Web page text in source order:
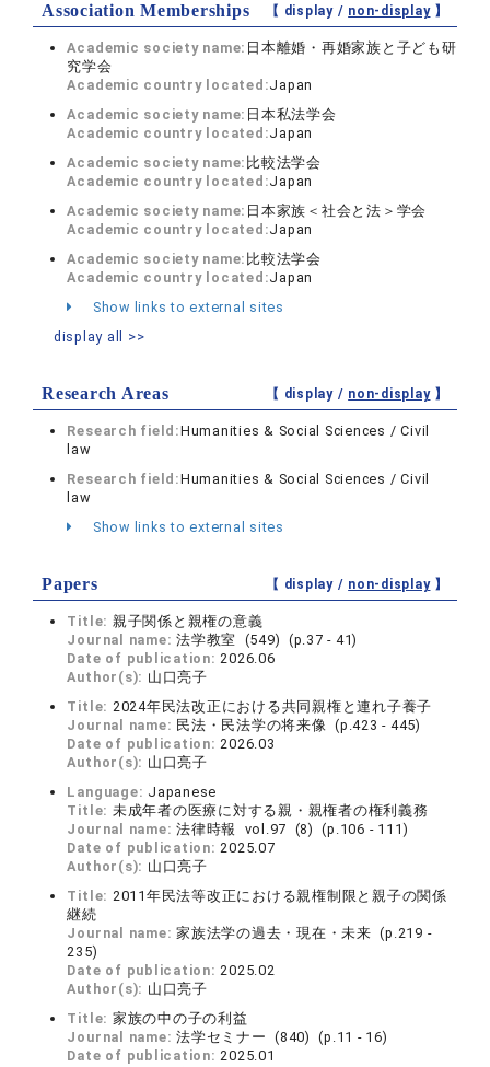
Association Memberships 【 display / non-display】
Academic society name: 日本離婚・再婚家族と子ども研
究学会
Academic country located:Japan
Academic society name: 日本私法学会
Academic country located:Japan
Academic society name: 比較法学会
Academic country located:Japan
Academic society name: 日本家族＜社会と法＞学会
Academic country located:Japan
Academic society name: 比較法学会
Academic country located:Japan
Show links to external sites
display all >>
Research Areas 【 display / non-display】
Research field:Humanities & Social Sciences / Civil
law
Research field:Humanities & Social Sciences / Civil
law
Show links to external sites
Papers 【 display / non-display】
Title: 親子関係と親権の意義
Journal name:法学教室 (549) (p.37 - 41)
Date of publication:2026.06
Author(s): 山口亮子
Title: 2024年民法改正における共同親権と連れ子養子
Journal name: 民法・民法学の将来像 (p.423 - 445)
Date of publication:2026.03
Author(s): 山口亮子
Language: Japanese
Title: 未成年者の医療に対する親・親権者の権利義務
Journal name:法律時報 vol.97 (8) (p.106 - 111)
Date of publication:2025.07
Author(s): 山口亮子
Title: 2011年民法等改正における親権制限と親子の関係
継続
Journal name:家族法学の過去・現在・未来 (p.219 -
235)
Date of publication:2025.02
Author(s): 山口亮子
Title: 家族の中の子の利益
Journal name:法学セミナー (840) (p.11 - 16)
Date of publication:2025.01